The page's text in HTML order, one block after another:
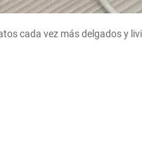
cada vez más delgados y